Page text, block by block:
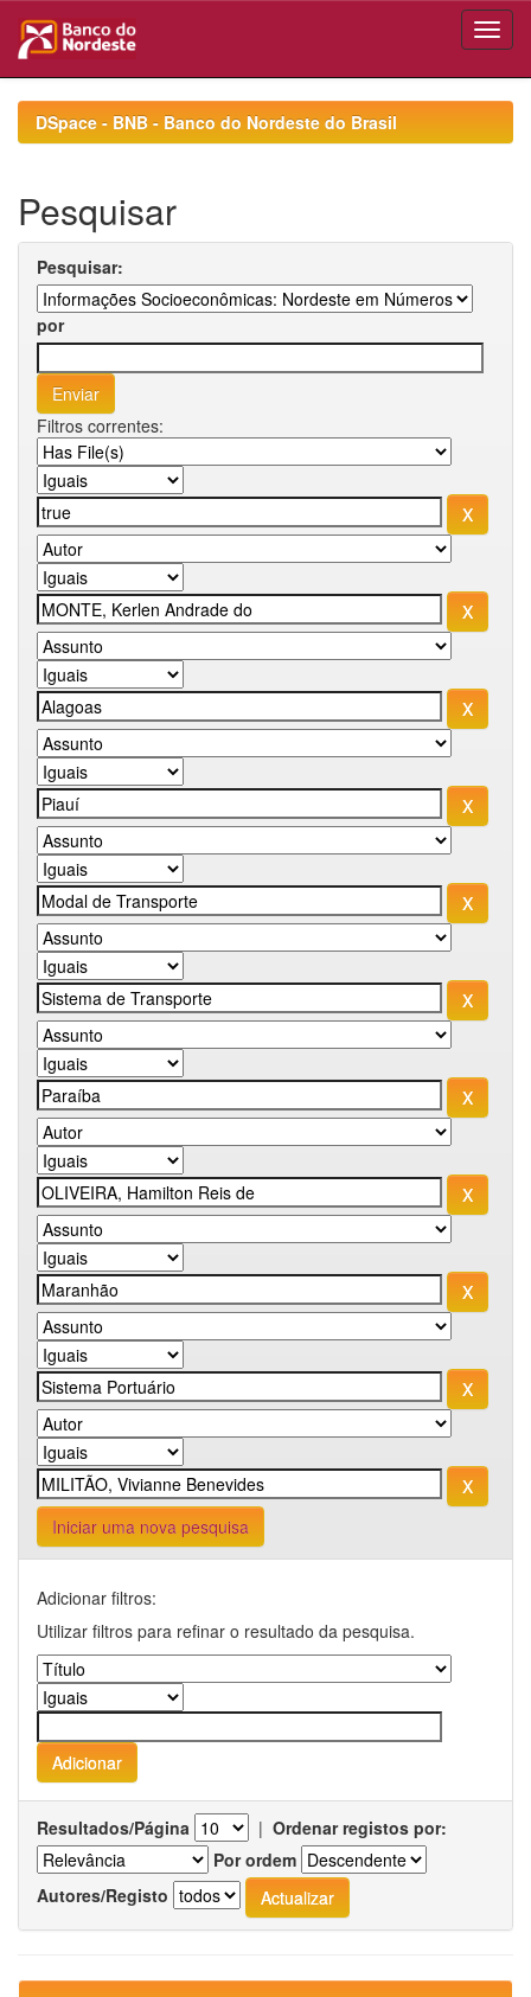
navigationDSpace - BNB - Banco do Nordeste do Brasil
Pesquisar
Pesquisar:
por
Filtros correntes:
Iniciar uma nova pesquisa
Adicionar filtros:
Utilizar filtros para refinar o resultado da pesquisa.
Resultados/Página | Ordenar registos por:
Por ordem
Autores/Registo